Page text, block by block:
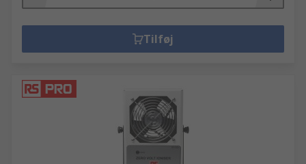
Tilføj